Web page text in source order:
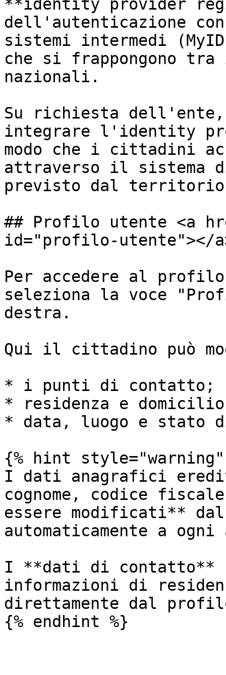
**identity provider
dell'autenticazione
sistemi intermedi (MyID
che si frappongono
nazionali.
Su richiesta
integrare l'identity
modo che i cittadini
attraverso il sistema
previsto dal
## Profilo utente <a
id="profilo-utente"></
Per accedere al
seleziona la voce
destra.
Qui il cittadino può
* i punti di contatto;
* residenza e
* data, luogo e stato
{% hint style="warning"
I dati anagrafici
cognome, codice
essere modificati**
automaticamente a
I **dati di contatto**
informazioni di
direttamente dal
{% endhint %}